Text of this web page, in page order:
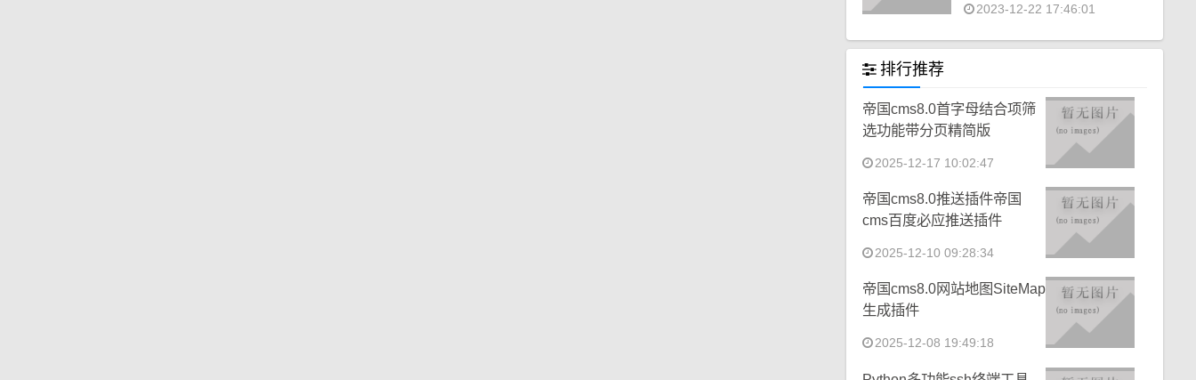
2023-12-22 17:46:01
排行推荐
帝国cms8.0首字母结合项筛
选功能带分页精简版
2025-12-17 10:02:47
帝国cms8.0推送插件帝国
cms百度必应推送插件
2025-12-10 09:28:34
帝国cms8.0网站地图SiteMap
生成插件
2025-12-08 19:49:18